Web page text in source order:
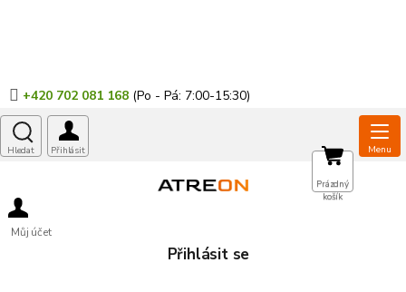
+420 702 081 168
Můj účet
Přihlásit se
NÁKUPNÍ
KOŠÍK
Prázdný
košík